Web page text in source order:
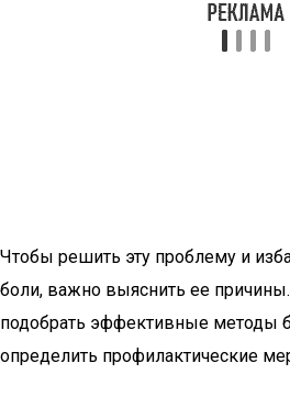
Чтобы решить эту проблему и
боли, важно выяснить ее
подобрать эффективные методы
определить профилактические